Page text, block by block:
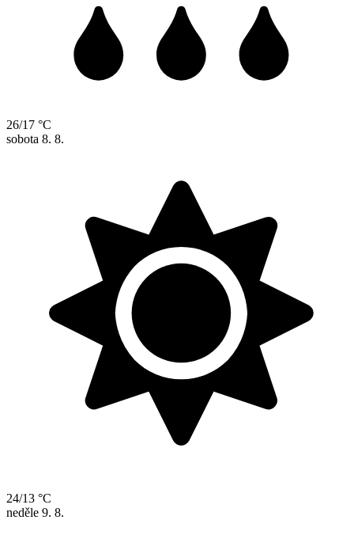
26/17 °C
sobota 8. 8.
24/13 °C
neděle 9. 8.